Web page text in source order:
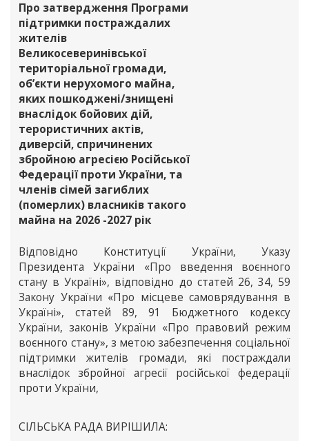
Про затвердження Програми
підтримки постраждалих
жителів
Великосеверинівської
територіальної громади,
об’єкти нерухомого майна,
яких пошкоджені/знищені
внаслідок бойових дій,
терористичних актів,
диверсій, спричинених
збройною агресією Російської
Федерації проти України, та
членів сімей загиблих
(померлих) власників такого
майна на 2026 -2027 рік
Відповідно Конституції України, Указу
Президента України «Про введення воєнного
стану в Україні», відповідно до статей 26, 34, 59
Закону України «Про місцеве самоврядування в
Україні», статей 89, 91 Бюджетного кодексу
України, законів України «Про правовий режим
воєнного стану», з метою забезпечення соціальної
підтримки жителів громади, які постраждали
внаслідок збройної агресії російської федерації
проти України,
СІЛЬСЬКА РАДА ВИРІШИЛА: